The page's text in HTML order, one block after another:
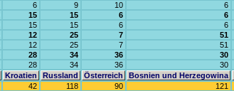
6 9 10 6
15 15 6 6
15 15 6 6
12 25 7 51
12 25 7 51
28 34 36 30
28 34 36 30
Kroatien Russland Österreich Bosnien und Herzegowina
42 118 90 121